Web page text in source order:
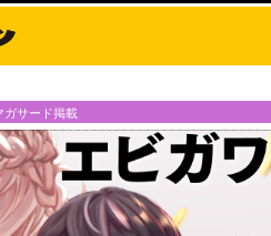
ガサード掲載